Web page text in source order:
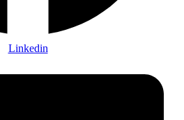
Linkedin